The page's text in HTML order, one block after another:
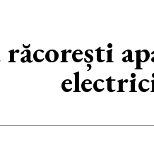
răcorești